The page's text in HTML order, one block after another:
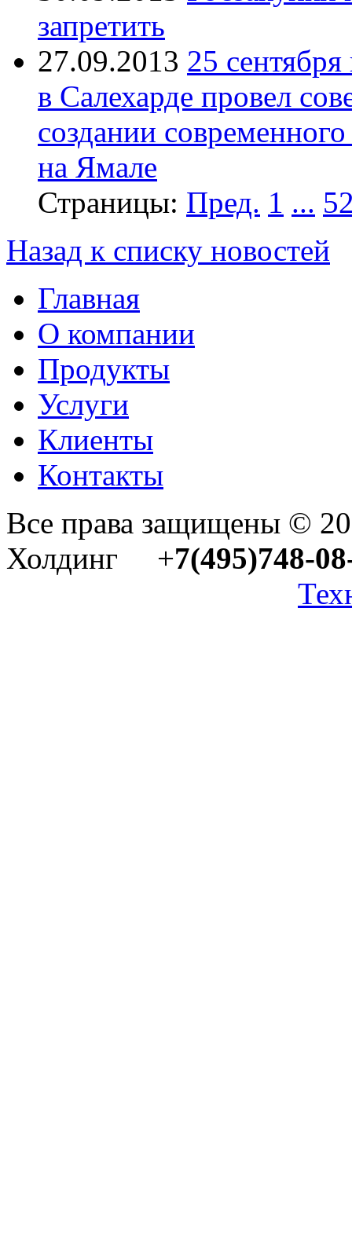
запретить
27.09.2013 25
в Салехарде провел
создании
на Ямале
Страницы: Пред. 1 ...
Назад к списку новостей
Главная
О компании
Продукты
Услуги
Клиенты
Контакты
Все права защищены ©
Холдинг +7(495)748-